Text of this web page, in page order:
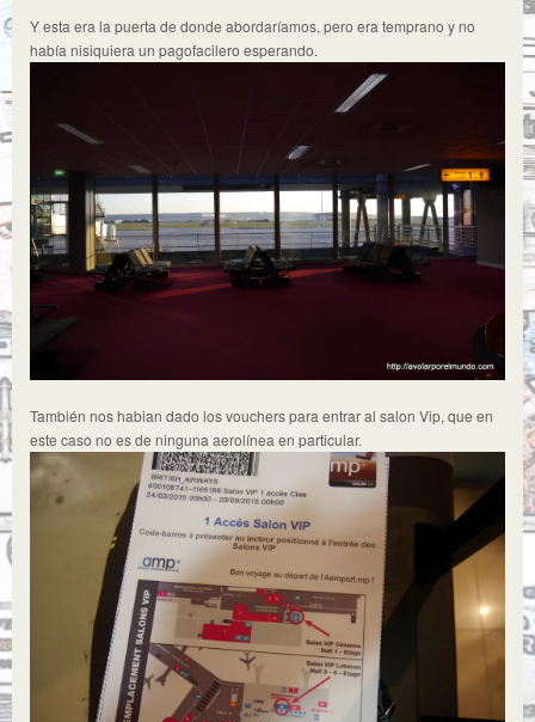
Y esta era la puerta de donde abordaríamos, pero era temprano y no
había nisiquiera un pagofacilero esperando.
También nos habian dado los vouchers para entrar al salon Vip, que en
este caso no es de ninguna aerolínea en particular.